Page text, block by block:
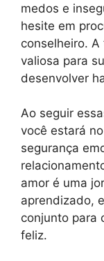
medos e
hesite em
conselheiro.
valiosa para
desenvolver
Ao seguir
você estará
segurança
amor é uma
aprendizado,
conjunto para
feliz.